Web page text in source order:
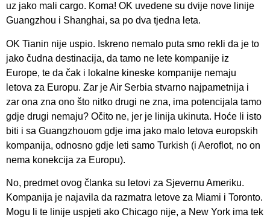
uz jako mali cargo. Koma! OK uvedene su dvije nove linije
Guangzhou i Shanghai, sa po dva tjedna leta.
OK Tianin nije uspio. Iskreno nemalo puta smo rekli da je to
jako čudna destinacija, da tamo ne lete kompanije iz
Europe, te da čak i lokalne kineske kompanije nemaju
letova za Europu. Zar je Air Serbia stvarno najpametnija i
zar ona zna ono što nitko drugi ne zna, ima potencijala tamo
gdje drugi nemaju? Očito ne, jer je linija ukinuta. Hoće li isto
biti i sa Guangzhouom gdje ima jako malo letova europskih
kompanija, odnosno gdje leti samo Turkish (i Aeroflot, no on
nema konekcija za Europu).
No, predmet ovog članka su letovi za Sjevernu Ameriku.
Kompanija je najavila da razmatra letove za Miami i Toronto.
Mogu li te linije uspjeti ako Chicago nije, a New York ima tek